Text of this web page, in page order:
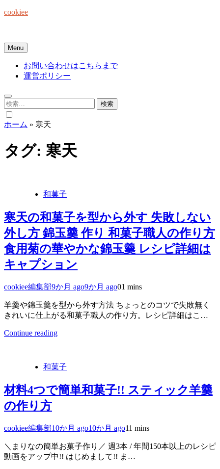
Skip
cookiee
Menu
お問い合わせはこちらまで
運営ポリシー
検
索:
ホーム » 寒天
タグ: 寒天
和菓子
寒天の和菓子を型から外す 失敗しない
外し方 錦玉羹 作り 和菓子職人の作り方
食用菊の華やかな錦玉羹 レシピ詳細は
キャプション
cookiee編集部9か月 ago9か月 ago01 mins
羊羹や錦玉羹を型から外す方法 ちょっとのコツで失敗無く
きれいに仕上がる和菓子職人の作り方。レシピ詳細はこ…
Continue reading
和菓子
材料4つで簡単和菓子!! スティック羊羹
の作り方
cookiee編集部10か月 ago10か月 ago11 mins
＼まりなの簡単お菓子作り／ 週3本 / 年間150本以上のレシピ
動画をアップ中!! はじめまして!! ま…